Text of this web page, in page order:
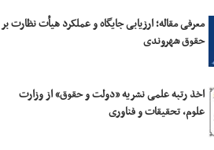
معرفی مقاله؛ ارزیابی‎ ‎جایگاه و عملکرد هیأت نظارت بر
حقوق شهروندی
اخذ رتبه علمی نشریه «دولت و حقوق» از وزارت
علوم، تحقیقات و فناوری